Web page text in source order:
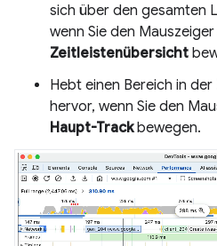
sich über den gesamten
wenn Sie den
Zeitleistenübersicht
Hebt einen Bereich in der
hervor, wenn Sie den
Haupt-Trackbewegen.